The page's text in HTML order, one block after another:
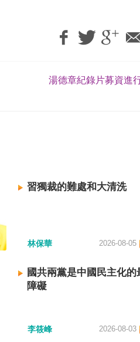
湯德章紀錄片募資進
習獨裁的難處和大清洗
林保華 2026-08-05
國共兩黨是中國民主化的
障礙
李筱峰 2026-08-03